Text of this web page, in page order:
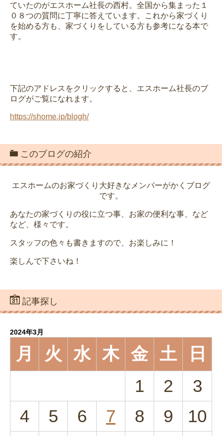
ていたのがエスホーム社長の西村。全国から集まった１
０８つの質問に丁寧に答えています。これから家づくり
を始める方も、家づくりをしている方も参考になる本で
す。
下記のアドレスをクリックすると、エスホーム社長のブ
ログがご覧になれます。
https://shome.jp/blogh/
このブログの紹介
エスホームのお家づくり大好きなメンバーがかくブログ
です。
あなたの家づくりの役に立つ事、お家の便利な事、など
など、様々です。
スタッフの色々も書きますので、お楽しみに！
楽しんで下さいね！
記事探し
2024年3月
月 火 水 木 金 土
日
1
2
3
4
5 6 7 8 9
10